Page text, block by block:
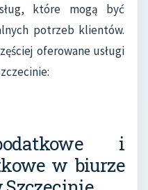
które mogą być
potrzeb klientów.
oferowane usługi
i
w biurze